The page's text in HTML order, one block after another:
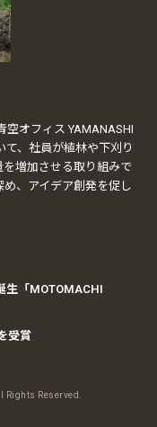
オフィス YAMANASHI
て、社員が植林や下刈り
増加させる取り組みで
、アイデア創発を促し
生「MOTOMACHI
受賞
Rights Reserved.